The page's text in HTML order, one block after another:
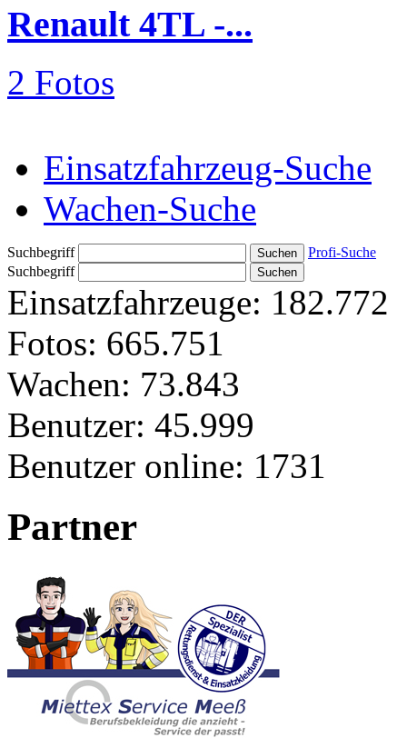
Renault 4TL -...
2 Fotos
Einsatzfahrzeug-Suche
Wachen-Suche
Suchbegriff
Profi-Suche
Suchbegriff
Einsatzfahrzeuge: 182.772
Fotos: 665.751
Wachen: 73.843
Benutzer: 45.999
Benutzer online: 1731
Partner